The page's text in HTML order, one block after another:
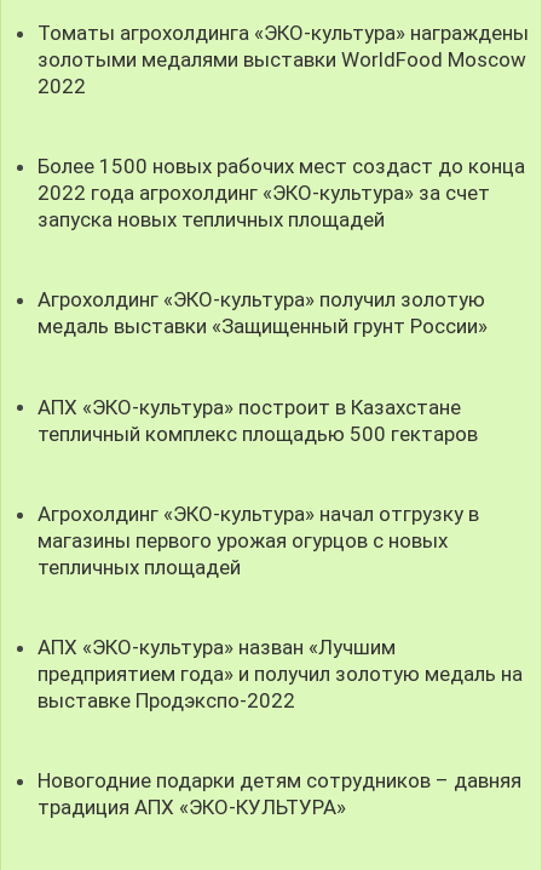
Томаты агрохолдинга «ЭКО-культура» награждены
золотыми медалями выставки WorldFood Moscow
2022
Более 1500 новых рабочих мест создаст до конца
2022 года агрохолдинг «ЭКО-культура» за счет
запуска новых тепличных площадей
Агрохолдинг «ЭКО-культура» получил золотую
медаль выставки «Защищенный грунт России»
АПХ «ЭКО-культура» построит в Казахстане
тепличный комплекс площадью 500 гектаров
Агрохолдинг «ЭКО-культура» начал отгрузку в
магазины первого урожая огурцов с новых
тепличных площадей
АПХ «ЭКО-культура» назван «Лучшим
предприятием года» и получил золотую медаль на
выставке Продэкспо-2022
Новогодние подарки детям сотрудников – давняя
традиция АПХ «ЭКО-КУЛЬТУРА»